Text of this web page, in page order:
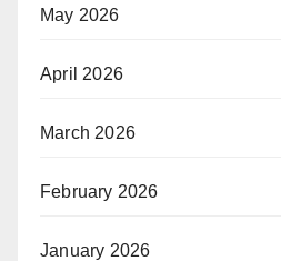
May 2026
April 2026
March 2026
February 2026
January 2026